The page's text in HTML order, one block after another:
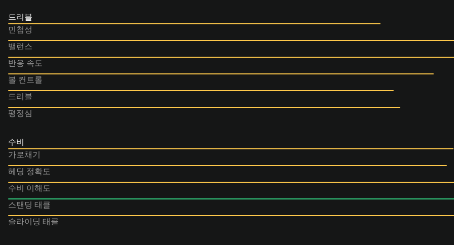
드리블
민첩성
밸런스
반응 속도
볼 컨트롤
드리블
평정심
수비
가로채기
헤딩 정확도
수비 이해도
스탠딩 태클
슬라이딩 태클